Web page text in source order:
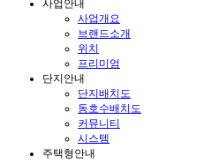
사업안내
사업개요
브랜드소개
위치
프리미엄
단지안내
단지배치도
동호수배치도
커뮤니티
시스템
주택형안내